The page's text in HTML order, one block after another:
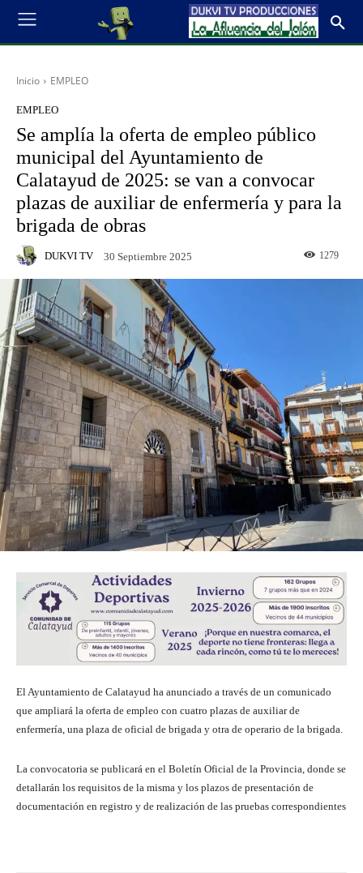
Inicio EMPLEO
EMPLEO
Se amplía la oferta de empleo público
municipal del Ayuntamiento de
Calatayud de 2025: se van a convocar
plazas de auxiliar de enfermería y para la
brigada de obras
DUKVI TV 30 Septiembre 2025 1279
El Ayuntamiento de Calatayud ha anunciado a través de un comunicado
que ampliará la oferta de empleo con cuatro plazas de auxiliar de
enfermería, una plaza de oficial de brigada y otra de operario de la brigada.
La convocatoria se publicará en el Boletín Oficial de la Provincia, donde se
detallarán los requisitos de la misma y los plazos de presentación de
documentación en registro y de realización de las pruebas correspondientes